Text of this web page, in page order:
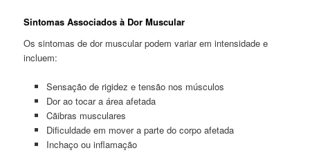
Sintomas Associados à Dor Muscular
Os sintomas de dor muscular podem variar em intensidade e
incluem:
Sensação de rigidez e tensão nos músculos
Dor ao tocar a área afetada
Cãibras musculares
Dificuldade em mover a parte do corpo afetada
Inchaço ou inflamação